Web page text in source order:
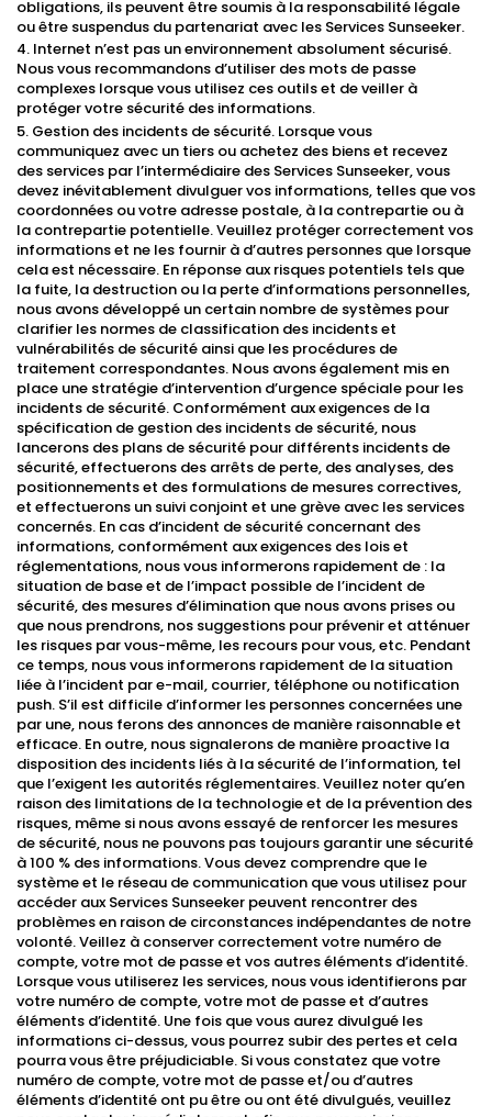
obligations, ils peuvent être soumis à la responsabilité légale
ou être suspendus du partenariat avec les Services Sunseeker.
4. Internet n’est pas un environnement absolument sécurisé.
Nous vous recommandons d’utiliser des mots de passe
complexes lorsque vous utilisez ces outils et de veiller à
protéger votre sécurité des informations.
5. Gestion des incidents de sécurité. Lorsque vous
communiquez avec un tiers ou achetez des biens et recevez
des services par l’intermédiaire des Services Sunseeker, vous
devez inévitablement divulguer vos informations, telles que vos
coordonnées ou votre adresse postale, à la contrepartie ou à
la contrepartie potentielle. Veuillez protéger correctement vos
informations et ne les fournir à d’autres personnes que lorsque
cela est nécessaire. En réponse aux risques potentiels tels que
la fuite, la destruction ou la perte d’informations personnelles,
nous avons développé un certain nombre de systèmes pour
clarifier les normes de classification des incidents et
vulnérabilités de sécurité ainsi que les procédures de
traitement correspondantes. Nous avons également mis en
place une stratégie d’intervention d’urgence spéciale pour les
incidents de sécurité. Conformément aux exigences de la
spécification de gestion des incidents de sécurité, nous
lancerons des plans de sécurité pour différents incidents de
sécurité, effectuerons des arrêts de perte, des analyses, des
positionnements et des formulations de mesures correctives,
et effectuerons un suivi conjoint et une grève avec les services
concernés. En cas d’incident de sécurité concernant des
informations, conformément aux exigences des lois et
réglementations, nous vous informerons rapidement de : la
situation de base et de l’impact possible de l’incident de
sécurité, des mesures d’élimination que nous avons prises ou
que nous prendrons, nos suggestions pour prévenir et atténuer
les risques par vous-même, les recours pour vous, etc. Pendant
ce temps, nous vous informerons rapidement de la situation
liée à l’incident par e-mail, courrier, téléphone ou notification
push. S’il est difficile d’informer les personnes concernées une
par une, nous ferons des annonces de manière raisonnable et
efficace. En outre, nous signalerons de manière proactive la
disposition des incidents liés à la sécurité de l’information, tel
que l’exigent les autorités réglementaires. Veuillez noter qu’en
raison des limitations de la technologie et de la prévention des
risques, même si nous avons essayé de renforcer les mesures
de sécurité, nous ne pouvons pas toujours garantir une sécurité
à 100 % des informations. Vous devez comprendre que le
système et le réseau de communication que vous utilisez pour
accéder aux Services Sunseeker peuvent rencontrer des
problèmes en raison de circonstances indépendantes de notre
volonté. Veillez à conserver correctement votre numéro de
compte, votre mot de passe et vos autres éléments d’identité.
Lorsque vous utiliserez les services, nous vous identifierons par
votre numéro de compte, votre mot de passe et d’autres
éléments d’identité. Une fois que vous aurez divulgué les
informations ci-dessus, vous pourrez subir des pertes et cela
pourra vous être préjudiciable. Si vous constatez que votre
numéro de compte, votre mot de passe et/ou d’autres
éléments d’identité ont pu être ou ont été divulgués, veuillez